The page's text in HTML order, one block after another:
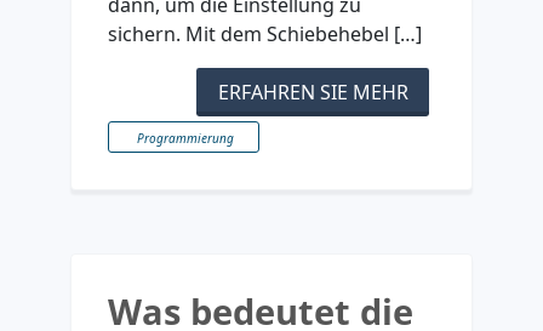
sichern. Mit dem Schiebehebel […]
ERFAHREN SIE MEHR
Programmierung
Was bedeutet die